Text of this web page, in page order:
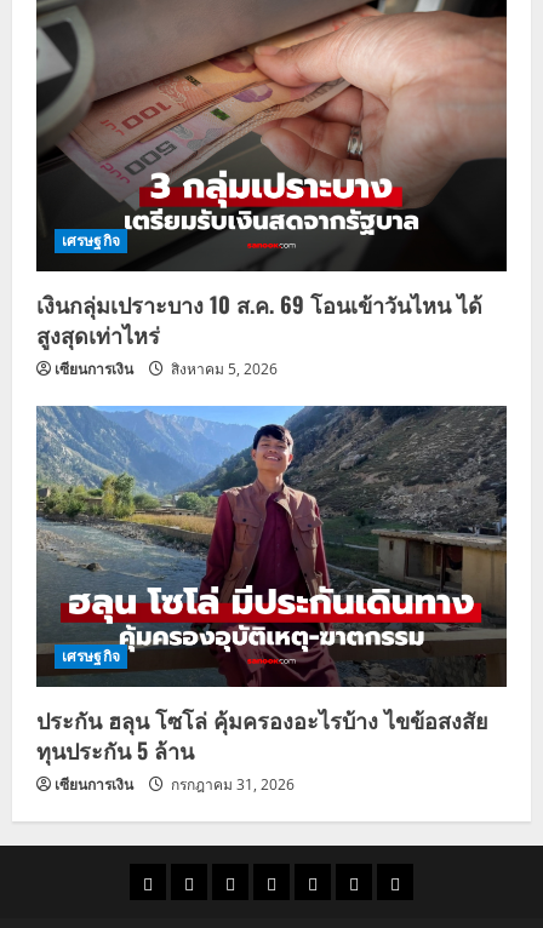
เศรษฐกิจ
เงินกลุ่มเปราะบาง 10 ส.ค. 69 โอนเข้าวันไหน ได้
สูงสุดเท่าไหร่
เซียนการเงิน สิงหาคม 5, 2026
เศรษฐกิจ
ประกัน ฮลุน โซโล่ คุ้มครองอะไรบ้าง ไขข้อสงสัย
ทุนประกัน 5 ล้าน
เซียนการเงิน กรกฎาคม 31, 2026
ราคาแนว
ข่าว
ข่าว
ดูด
ที่
ผู้ชาย